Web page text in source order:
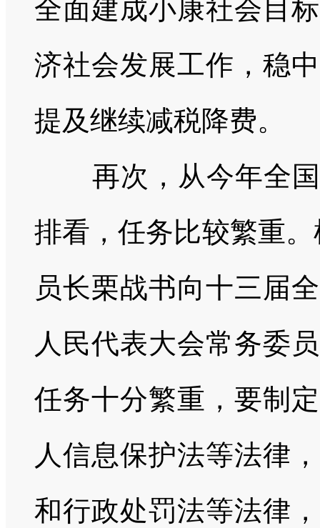
全面建成小康社会目
济社会发展工作，稳
提及继续减税降费。
再次，从今年全
排看，任务比较繁重
员长栗战书向十三届
人民代表大会常务委
任务十分繁重，要制
人信息保护法等法律
和行政处罚法等法律